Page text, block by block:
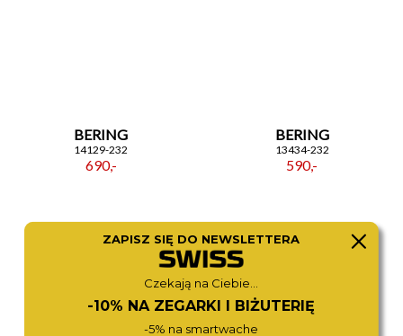
BERING
14129-232
690,-
BERING
13434-232
590,-
ZAPISZ SIĘ DO NEWSLETTERA
Czekają na Ciebie...
-10% NA ZEGARKI I BIŻUTERIĘ
-5% na smartwache